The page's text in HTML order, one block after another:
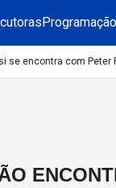
Programação
se encontra com Peter